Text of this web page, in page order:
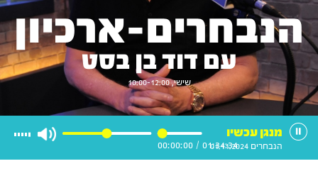
הנבחרים-ארכיון
עם דוד בן בסט
שישי, 10:00-12:00
01:34:34
/
00:00:00
מנגן עכשיו
הנבחרים 01.11.2024